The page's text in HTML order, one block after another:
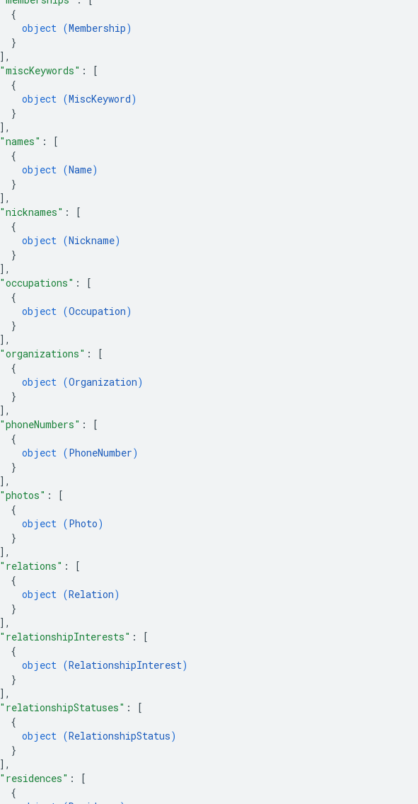
{
object (Membership)
}
] ,
"miscKeywords" :
[
{
object (MiscKeyword)
}
] ,
"names" :
[
{
object (Name)
}
] ,
"nicknames" :
[
{
object (Nickname)
}
] ,
"occupations" :
[
{
object (Occupation)
}
] ,
"organizations" :
[
{
object (Organization)
}
] ,
"phoneNumbers" :
[
{
object (PhoneNumber)
}
] ,
"photos" :
[
{
object (Photo)
}
] ,
"relations" :
[
{
object (Relation)
}
] ,
"relationshipInterests" :
[
{
object (RelationshipInterest)
}
] ,
"relationshipStatuses" :
[
{
object (RelationshipStatus)
}
] ,
"residences" :
[
{